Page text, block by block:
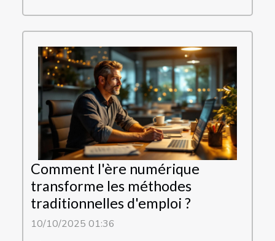
Comment l'ère numérique
transforme les méthodes
traditionnelles d'emploi ?
10/10/2025 01:36